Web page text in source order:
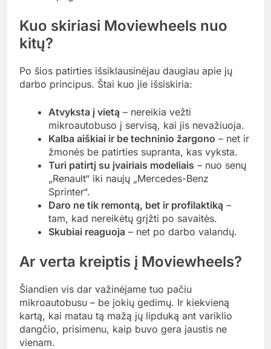
Kuo skiriasi Moviewheels nuo
kitų?
Po šios patirties išsiklausinėjau daugiau apie jų
darbo principus. Štai kuo jie išsiskiria:
Atvyksta į vietą – nereikia vežti
mikroautobuso į servisą, kai jis nevažiuoja.
Kalba aiškiai ir be techninio žargono – net ir
žmonės be patirties supranta, kas vyksta.
Turi patirtį su įvairiais modeliais – nuo senų
„Renault“ iki naujų „Mercedes-Benz
Sprinter“.
Daro ne tik remontą, bet ir profilaktiką –
tam, kad nereikėtų grįžti po savaitės.
Skubiai reaguoja – net po darbo valandų.
Ar verta kreiptis į Moviewheels?
Šiandien vis dar važinėjame tuo pačiu
mikroautobusu – be jokių gedimų. Ir kiekvieną
kartą, kai matau tą mažą jų lipduką ant variklio
dangčio, prisimenu, kaip buvo gera jaustis ne
vienam.